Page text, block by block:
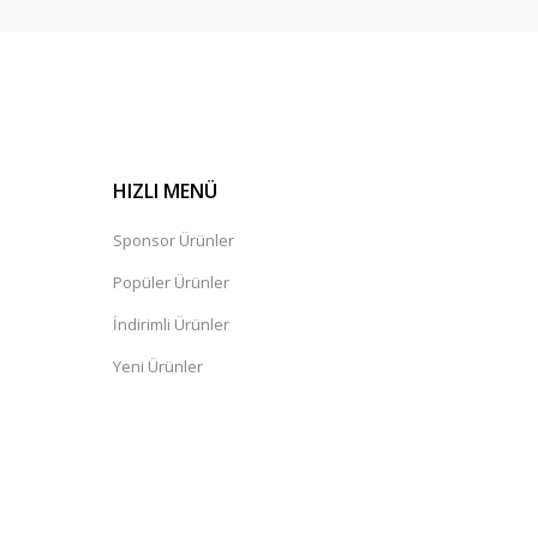
HIZLI MENÜ
Sponsor Ürünler
Popüler Ürünler
İndirimli Ürünler
Yeni Ürünler